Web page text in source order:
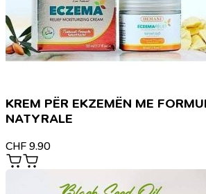
KREM PËR EKZEMËN ME
NATYRALE
CHF 9.90